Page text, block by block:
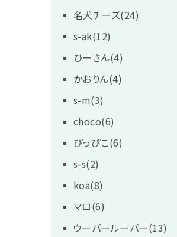
名犬チーズ(24)
s-ak(12)
ひーさん(4)
かおりん(4)
s-m(3)
choco(6)
ぴっぴこ(6)
s-s(2)
koa(8)
マロ(6)
ウーパールーパー(13)